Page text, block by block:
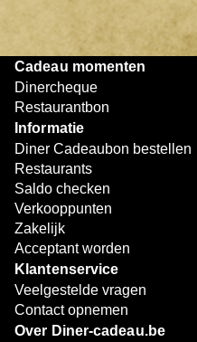
bijzondere eetmomenten.
Cadeau momenten
Dinercheque
Restaurantbon
Informatie
Diner Cadeaubon bestellen
Restaurants
Saldo checken
Verkooppunten
Zakelijk
Acceptant worden
Klantenservice
Veelgestelde vragen
Contact opnemen
Over Diner-cadeau.be